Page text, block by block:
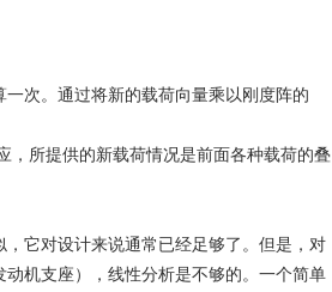
次。通过将新的载荷向量乘以刚度阵的
，所提供的新载荷情况是前面各种载荷的叠
它对设计来说通常已经足够了。但是，对
机支座），线性分析是不够的。一个简单